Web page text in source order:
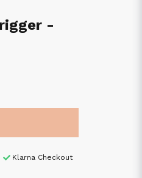
-
Klarna Checkout